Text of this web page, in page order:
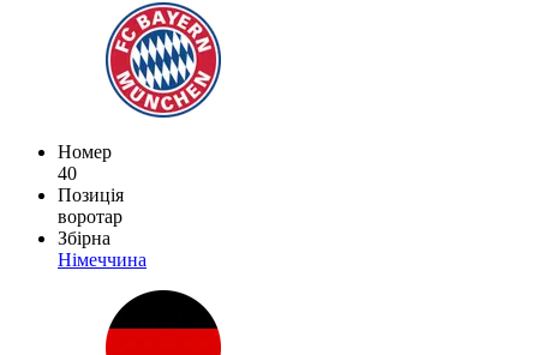
Номер
40
Позиція
воротар
Збірна
Німеччина